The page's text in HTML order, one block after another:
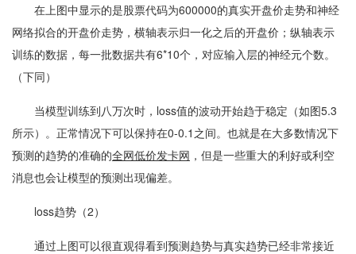
在上图中显示的是股票代码为600000的真实开盘价走势和神经
网络拟合的开盘价走势，横轴表示归一化之后的开盘价；纵轴表示
训练的数据，每一批数据共有6*10个，对应输入层的神经元个数。
（下同）
当模型训练到八万次时，loss值的波动开始趋于稳定（如图5.3
所示）。正常情况下可以保持在0-0.1之间。也就是在大多数情况下
预测的趋势的准确的全网低价发卡网 ，但是一些重大的利好或利空
消息也会让模型的预测出现偏差。
loss趋势（2）
通过上图可以很直观得看到预测趋势与真实趋势已经非常接近